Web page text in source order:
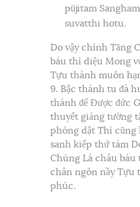
pūjitam
suvatthi hotu.
Do vậy chính Tăng
báu thì diệu Mong
Tựu thành muôn
9. Bậc thánh tu đà
thánh đế Được đức
thuyết giảng tường
phóng dật Thì cũng
sanh kiếp thứ tám
Chúng Là châu
chân ngôn nầy Tựu
phúc.